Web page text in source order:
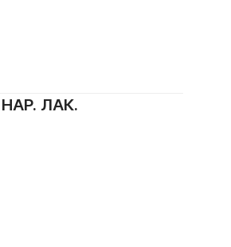
ЛАК.